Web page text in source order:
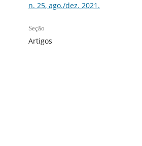
n. 25, ago./dez. 2021.
Seção
Artigos